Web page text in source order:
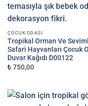
ÇOCUK ODASI
Tropikal Orman Ve
Safari Hayvanları Çocuk
Duvar Kağıdı D00122
₺ 750,00